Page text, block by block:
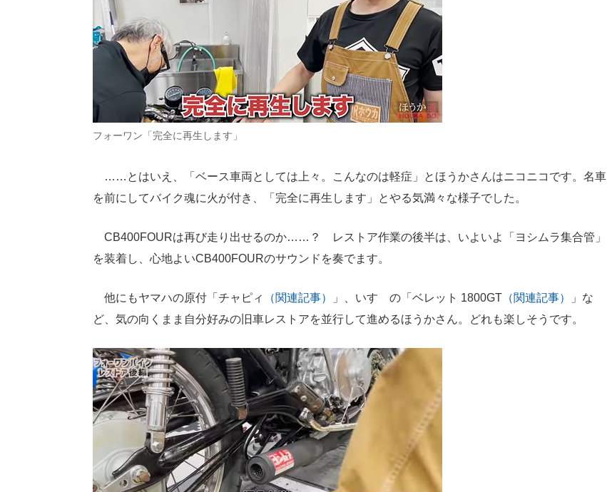
フォーワン「完全に再生します」
……とはいえ、「ベース車両としては上々。こんなのは軽症」とほうかさんはニコニコです。名車
を前にしてバイク魂に火が付き、「完全に再生します」とやる気満々な様子でした。
CB400FOURは再び走り出せるのか……？ レストア作業の後半は、いよいよ「ヨシムラ集合管」
を装着し、心地よいCB400FOURのサウンドを奏でます。
他にもヤマハの原付「チャピィ （関連記事） 」、いすゞの「ベレット 1800GT （関連記事）
」な
ど、気の向くまま自分好みの旧車レストアを並行して進めるほうかさん。どれも楽しそうです。